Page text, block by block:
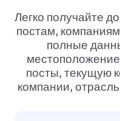
Легко получайте
постам,
полные
посты, текущую
компании,